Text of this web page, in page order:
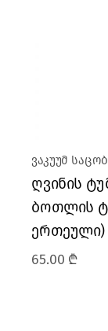
ვაკუუმ
ღვინის
ბოთლის
ერთეული)
65.00 ₾